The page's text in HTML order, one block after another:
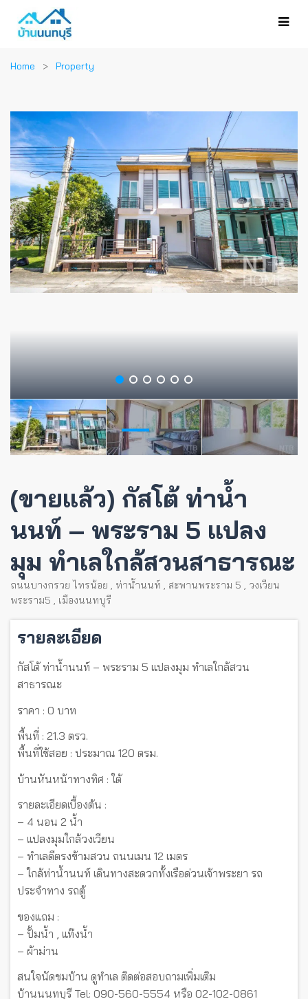
Home Property
(ขายแล้ว) กัสโต้ ท่าน้ำ
นนท์ – พระราม 5 แปลง
มุม ทำเลใกล้สวนสาธารณะ
ถนนบางกรวย ไทรน้อย , ท่าน้ำนนท์ , สะพานพระราม 5 , วงเวียน
พระราม5 , เมืองนนทบุรี
รายละเอียด
กัสโต้ ท่าน้ำนนท์ – พระราม 5 แปลงมุม ทำเลใกล้สวน
สาธารณะ
ราคา : 0 บาท
พื้นที่ : 21.3 ตรว.
พื้นที่ใช้สอย : ประมาณ 120 ตรม.
บ้านหันหน้าทางทิศ : ใต้
รายละเอียดเบื้องต้น :
– 4 นอน 2 น้ำ
– แปลงมุมใกล้วงเวียน
– ทำเลดีตรงข้ามสวน ถนนเมน 12 เมตร
– ใกล้ท่าน้ำนนท์ เดินทางสะดวกทั้งเรือด่วนเจ้าพระยา รถ
ประจำทาง รถตู้
ของแถม :
– ปั้มน้ำ , แท๊งน้ำ
– ผ้าม่าน
สนใจนัดชมบ้าน ดูทำเล ติดต่อสอบถามเพิ่มเติม
บ้านนนทบุรี Tel: 090-560-5554 หรือ 02-102-0861